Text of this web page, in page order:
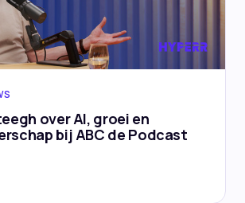
over AI, groei en
bij ABC de Podcast